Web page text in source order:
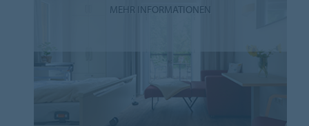
MEHR INFORMATIONEN